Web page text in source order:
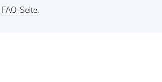
FAQ-Seite.